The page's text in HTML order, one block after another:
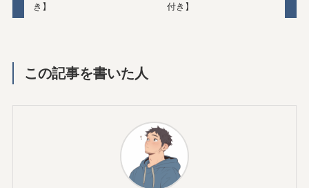
き】
付き】
この記事を書いた人